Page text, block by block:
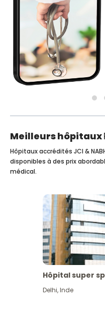
Meilleurs hôpitaux
Hôpitaux accrédités JCI &
disponibles à des prix
médical.
Hôpital super
Delhi,Inde